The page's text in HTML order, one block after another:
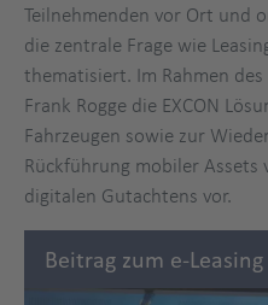
Teilnehmenden vor Ort und
die zentrale Frage wie
thematisiert. Im Rahmen
Frank Rogge die EXCON
Fahrzeugen sowie zur
Rückführung mobiler Assets
digitalen Gutachtens vor.
Beitrag zum e-